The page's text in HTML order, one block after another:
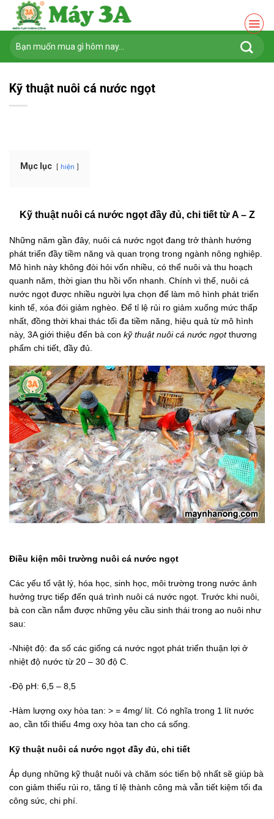
Chuyển
nội
dung
Tìm
kiếm:
Kỹ thuật nuôi cá nước ngọt
Mục lục hiện
Kỹ thuật nuôi cá nước ngọt đầy đủ, chi tiết từ A – Z
Những năm gần đây, nuôi cá nước ngọt đang trở thành hướng
phát triển đầy tiềm năng và quan trọng trong ngành nông nghiệp.
Mô hình này không đòi hỏi vốn nhiều, có thể nuôi và thu hoạch
quanh năm, thời gian thu hồi vốn nhanh. Chính vì thế, nuôi cá
nước ngọt được nhiều người lựa chọn để làm mô hình phát triển
kinh tế, xóa đói giảm nghèo. Để tỉ lệ rủi ro giảm xuống mức thấp
nhất, đồng thời khai thác tối đa tiềm năng, hiệu quả từ mô hình
này, 3A giới thiệu đến bà con kỹ thuật nuôi cá nước ngọt thương
phẩm chi tiết, đầy đủ.
Điều kiện môi trường nuôi cá nước ngọt
Các yếu tố vật lý, hóa học, sinh học, môi trường trong nước ảnh
hưởng trực tiếp đến quá trình nuôi cá nước ngọt. Trước khi nuôi,
bà con cần nắm được những yêu cầu sinh thái trong ao nuôi như
sau:
-Nhiệt độ: đa số các giống cá nước ngọt phát triển thuận lợi ở
nhiệt độ nước từ 20 – 30 độ C.
-Độ pH: 6,5 – 8,5
-Hàm lượng oxy hòa tan: > = 4mg/ lít. Có nghĩa trong 1 lít nước
ao, cần tối thiểu 4mg oxy hòa tan cho cá sống.
Kỹ thuật nuôi cá nước ngọt đầy đủ, chi tiết
Áp dụng những kỹ thuật nuôi và chăm sóc tiến bộ nhất sẽ giúp bà
con giảm thiểu rủi ro, tăng tỉ lệ thành công mà vẫn tiết kiệm tối đa
công sức, chi phí.